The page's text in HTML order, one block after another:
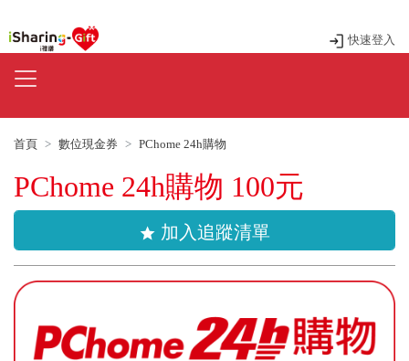
快速登入
首頁 數位現金券 PChome 24h購物
PChome 24h購物 100元
star 加入追蹤清單